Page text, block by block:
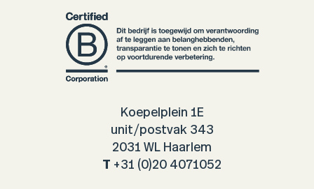
Koepelplein 1E
unit/postvak 343
2031 WL Haarlem
T+31 (0)20 4071052